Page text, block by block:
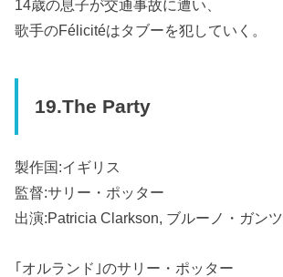
14歳の息子が交通事故に遭い、
歌手のFélicitéはタブーを犯していく。
19.The Party
製作国:イギリス
監督:サリー・ポッター
出演:Patricia Clarkson, ブルーノ・ガンツ
｢オルランド｣のサリー・ポッター